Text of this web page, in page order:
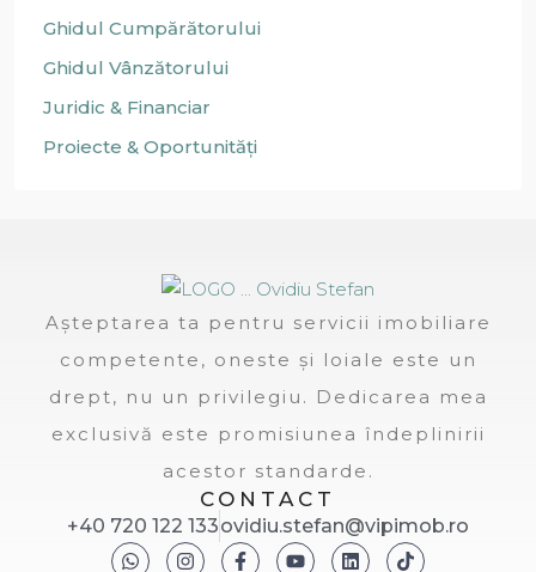
Ghidul Cumpărătorului
Ghidul Vânzătorului
Juridic & Financiar
Proiecte & Oportunități
Așteptarea ta pentru servicii imobiliare
competente, oneste și loiale este un
drept, nu un privilegiu. Dedicarea mea
exclusivă este promisiunea îndeplinirii
acestor standarde.
CONTACT
+40 720 122 133ovidiu.stefan@vipimob.ro